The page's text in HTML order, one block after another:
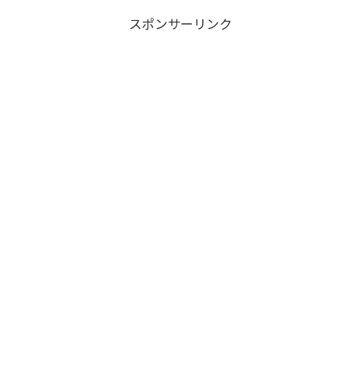
スポンサーリンク